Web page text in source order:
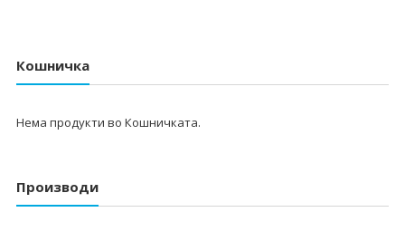
Кошничка
Нема продукти во Кошничката.
Производи